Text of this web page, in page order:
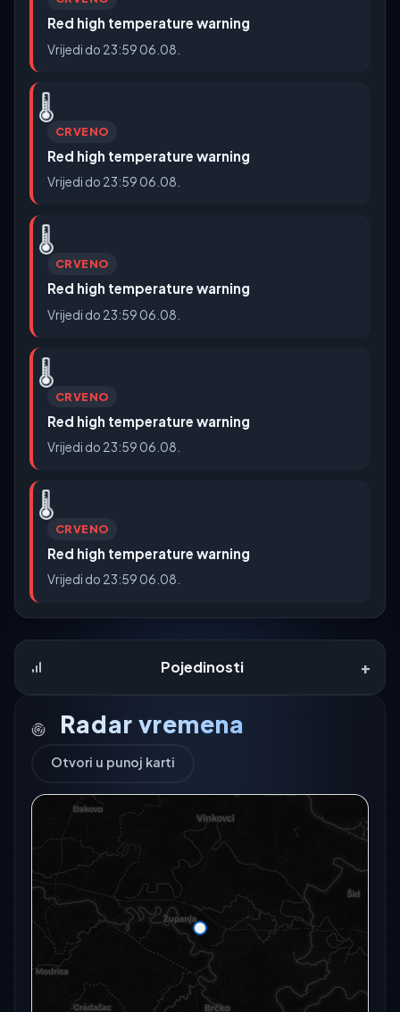
Red high temperature warning
Vrijedi do 23:59 06.08.
🌡️
CRVENO
Red high temperature warning
Vrijedi do 23:59 06.08.
🌡️
CRVENO
Red high temperature warning
Vrijedi do 23:59 06.08.
🌡️
CRVENO
Red high temperature warning
Vrijedi do 23:59 06.08.
🌡️
CRVENO
Red high temperature warning
Vrijedi do 23:59 06.08.
Pojedinosti +
Radar vremena
Otvori u punoj karti
Radarski snimak trenutno nije dostupan.
Otvori u punoj karti
Pokušaj ponovno
Otvori u punoj karti →